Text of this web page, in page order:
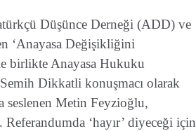
Düşünce Derneği (ADD) ve
‘Anayasa Değişikliğini
birlikte Anayasa Hukuku
Dikkatli konuşmacı olarak
seslenen Metin Feyzioğlu,
‘hayır’ diyeceği için